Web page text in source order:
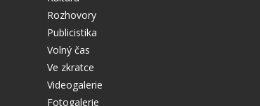
Rozhovory
Publicistika
Volný čas
Ve zkratce
Videogalerie
Fotogalerie